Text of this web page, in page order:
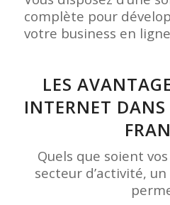
complète pour
votre business en
LES
INTERNET
Quels que soient
secteur d’activité,